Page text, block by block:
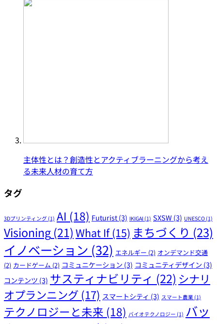
主体性とは？創造性とアクティブラーニングから考え
る未来人材の育て方
タグ
3Dプリンティング (1) AI (18) Futurist(3) IKIGAI (1) SXSW (3) UNESCO (1)
Visioning (21)What If(15) まちづくり (23)
イノベーション (32) エネルギー (2) オンデマンド交通
(2) カードゲーム (2) コミュニケーション (3) コミュニティデザイン (3)
コンテンツ (3) サスティナビリティ (22) シナリ
オプランニング (17) スマートシティ (3) スマート農業 (1)
テクノロジーと未来 (18) バイオテクノロジー (1) バッ